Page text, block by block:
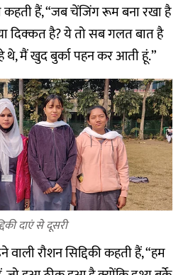
हैं, “जब चेंजिंग रूम बना रखा है
दिक्कत है? ये तो सब गलत बात है
थे, मैं खुद बुर्का पहन कर आती हूं.”
दाएं से दूसरी
वाली रौशन सिद्दिकी कहती हैं, “हम